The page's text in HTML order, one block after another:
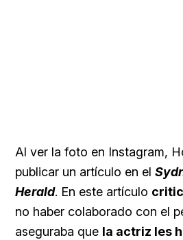
Al ver la foto en Instagram,
publicar un artículo en el
Herald. En este artículo
no haber colaborado con el
aseguraba que la actriz les